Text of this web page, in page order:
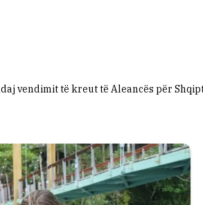
vendimit të kreut të Aleancës për